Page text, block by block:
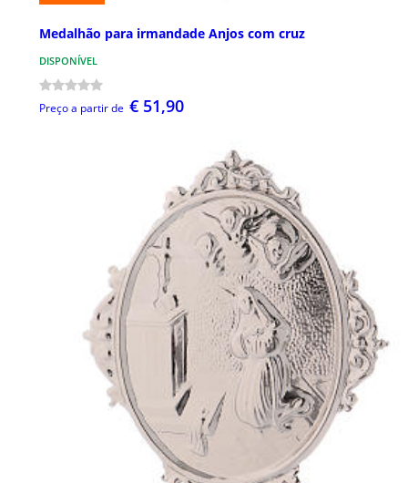
Medalhão para irmandade Anjos com cruz
DISPONÍVEL
Preço a partir de € 51,90